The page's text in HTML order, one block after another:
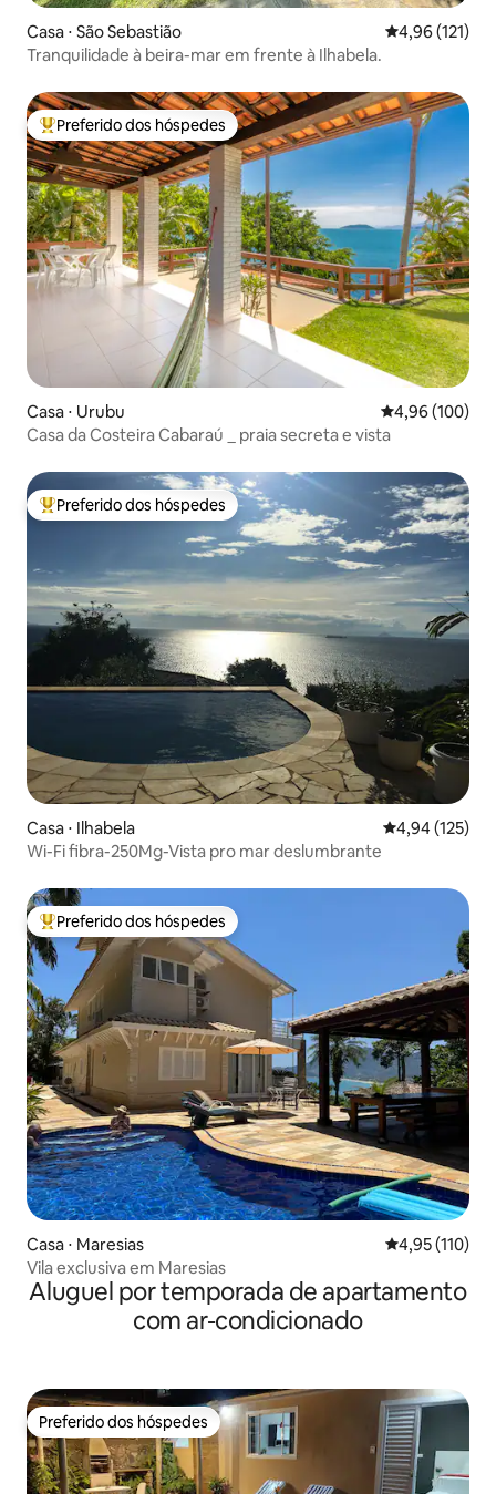
Casa ⋅ São Sebastião 4,96 de uma
4,96 (121)
Tranquilidade à beira-mar em frente à Ilhabela.
Entre os melhores preferidos dos hóspedes
Preferido dos hóspedes
Casa ⋅ Urubu 4,96 de uma
4,96 (100)
Casa da Costeira Cabaraú _ praia secreta e vista
Entre os melhores preferidos dos hóspedes
Preferido dos hóspedes
Casa ⋅ Ilhabela 4,94 de uma
4,94 (125)
Wi-Fi fibra-250Mg-Vista pro mar deslumbrante
Entre os melhores preferidos dos hóspedes
Preferido dos hóspedes
Casa ⋅ Maresias 4,95 de uma
4,95 (110)
Vila exclusiva em Maresias
Aluguel por temporada de apartamento
com ar-condicionado
Preferido dos hóspedes
Preferido dos hóspedes